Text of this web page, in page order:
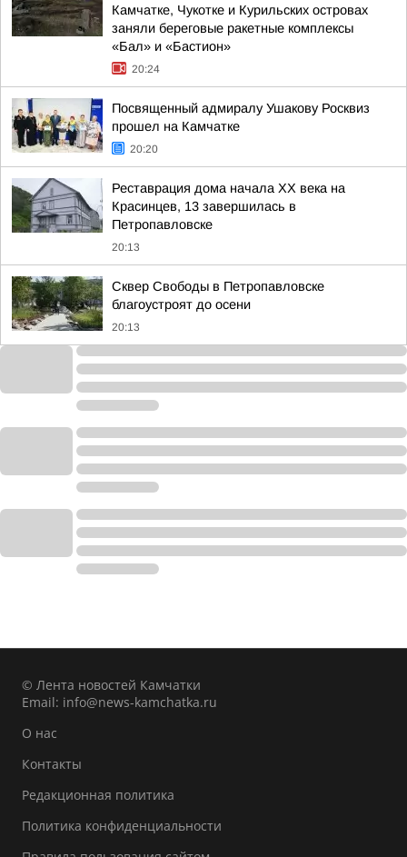
Камчатке, Чукотке и Курильских островах
заняли береговые ракетные комплексы
«Бал» и «Бастион»
20:24
Посвященный адмиралу Ушакову Росквиз
прошел на Камчатке
20:20
Реставрация дома начала XX века на
Красинцев, 13 завершилась в
Петропавловске
20:13
Сквер Свободы в Петропавловске
благоустроят до осени
20:13
© Лента новостей Камчатки
Email: info@news-kamchatka.ru
О нас
Контакты
Редакционная политика
Политика конфиденциальности